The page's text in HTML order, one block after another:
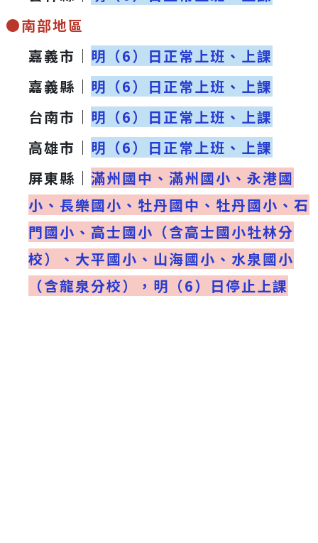
●南部地區
嘉義市｜ 明（6）日正常上班、上課
嘉義縣｜ 明（6）日正常上班、上課
台南市｜ 明（6）日正常上班、上課
高雄市｜ 明（6）日正常上班、上課
屏東縣｜ 滿州國中、滿州國小、永港國
小、長樂國小、牡丹國中、牡丹國小、石
門國小、高士國小（含高士國小牡林分
校）、大平國小、山海國小、 水泉國小
（含龍泉分校）
，明（6）日停止上課